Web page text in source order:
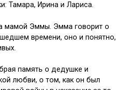
Тамара, Ирина и Лариса.
мамой Эммы. Эмма говорит о
времени, оно и понятно,
память о дедушке и
любви, о том, как он был